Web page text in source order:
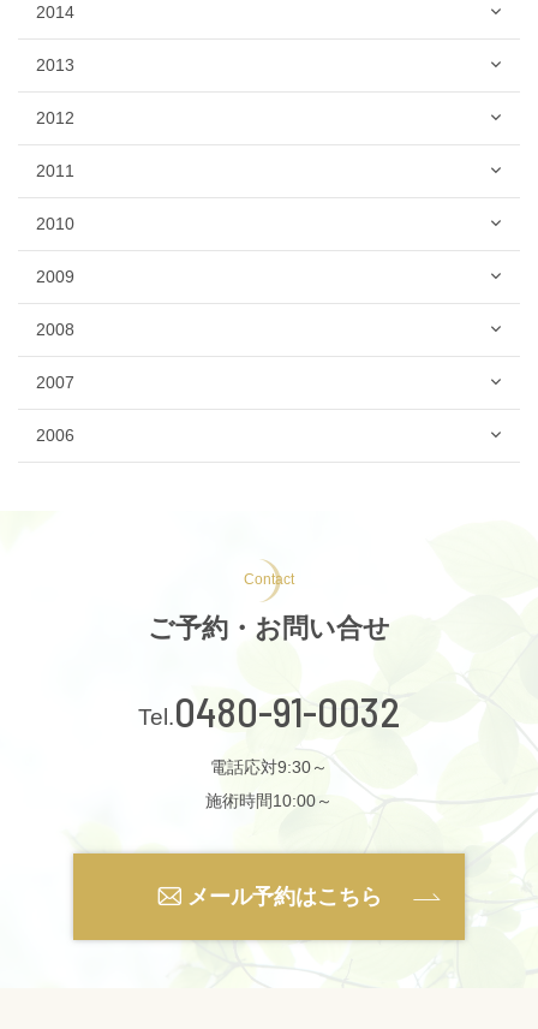
2014
2013
2012
2011
2010
2009
2008
2007
2006
Contact
ご予約・お問い合せ
0480-91-0032
電話応対9:30～
施術時間10:00～
メール予約はこちら